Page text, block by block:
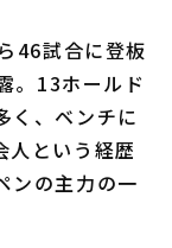
46試合に登板
。13ホールド
く、ベンチに
人という経歴
ンの主力の一